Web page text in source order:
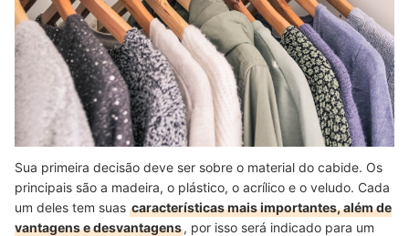
Sua primeira decisão deve ser sobre o material do cabide. Os
principais são a madeira, o plástico, o acrílico e o veludo. Cada
um deles tem suas características mais importantes, além de
vantagens e desvantagens, por isso será indicado para um